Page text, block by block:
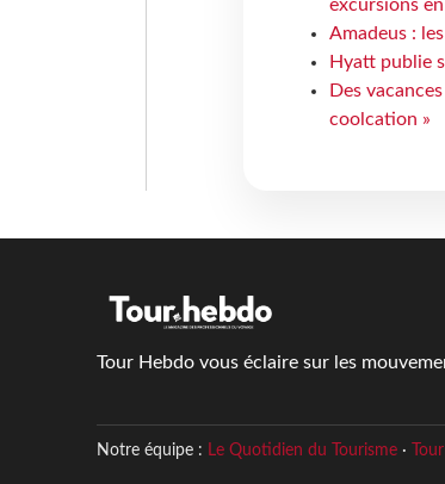
excursions
Amadeus :
Hyatt publie
Des
coolcation »
Tour Hebdo vous éclaire sur les
Notre équipe : Le Quotidien du Tourisme·